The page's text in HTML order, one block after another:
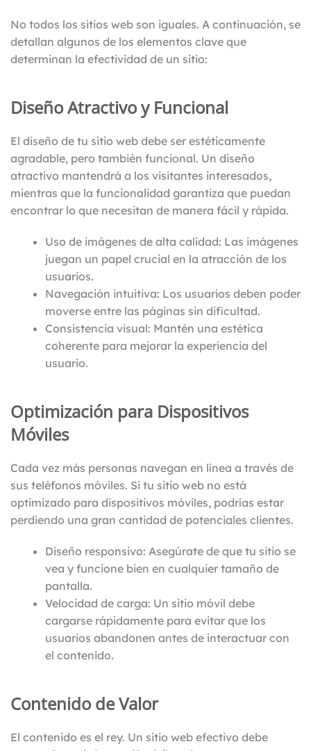
No todos los sitios web son iguales. A continuación, se
detallan algunos de los elementos clave que
determinan la efectividad de un sitio:
Diseño Atractivo y Funcional
El diseño de tu sitio web debe ser estéticamente
agradable, pero también funcional. Un diseño
atractivo mantendrá a los visitantes interesados,
mientras que la funcionalidad garantiza que puedan
encontrar lo que necesitan de manera fácil y rápida.
Uso de imágenes de alta calidad: Las imágenes
juegan un papel crucial en la atracción de los
usuarios.
Navegación intuitiva: Los usuarios deben poder
moverse entre las páginas sin dificultad.
Consistencia visual: Mantén una estética
coherente para mejorar la experiencia del
usuario.
Optimización para Dispositivos
Móviles
Cada vez más personas navegan en línea a través de
sus teléfonos móviles. Si tu sitio web no está
optimizado para dispositivos móviles, podrías estar
perdiendo una gran cantidad de potenciales clientes.
Diseño responsivo: Asegúrate de que tu sitio se
vea y funcione bien en cualquier tamaño de
pantalla.
Velocidad de carga: Un sitio móvil debe
cargarse rápidamente para evitar que los
usuarios abandonen antes de interactuar con
el contenido.
Contenido de Valor
El contenido es el rey. Un sitio web efectivo debe